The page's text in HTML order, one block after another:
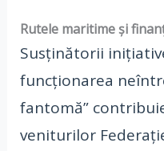
Rutele maritime și
Susținătorii
funcționarea
fantomă”
veniturilor